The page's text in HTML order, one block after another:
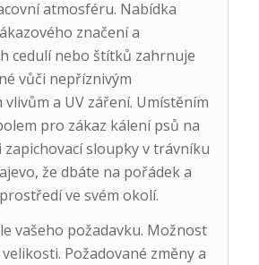
atmosféru. Nabídka
značení a
cedulí nebo štítků zahrnuje
vůči nepříznivým
a UV záření. Umístěním
pro zákaz kálení psů na
zapichovací sloupky v trávníku
že dbáte na pořádek a
ve svém okolí.
vašeho požadavku. Možnost
Požadované změny a